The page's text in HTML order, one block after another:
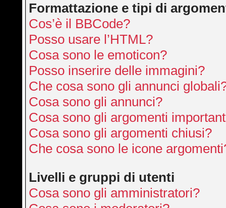
Formattazione e tipi di
Cos’è il BBCode?
Posso usare l’HTML?
Cosa sono le emoticon?
Posso inserire delle immagini?
Che cosa sono gli annunci
Cosa sono gli annunci?
Cosa sono gli argomenti
Cosa sono gli argomenti chiusi?
Che cosa sono le icone
Livelli e gruppi di utenti
Cosa sono gli amministratori?